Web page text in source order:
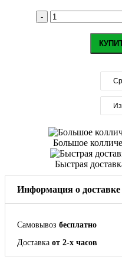
Большое
Быстрая
Информация о доставке
Самовывоз бесплатно
Доставка от 2-х часов